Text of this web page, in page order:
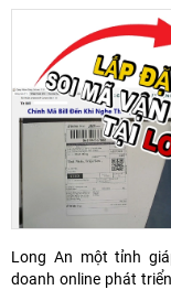
Long An một tỉnh
doanh online phát